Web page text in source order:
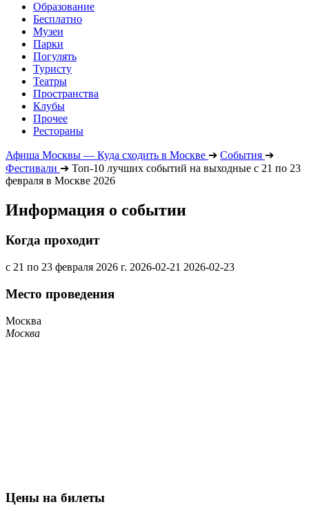
Образование
Бесплатно
Музеи
Парки
Погулять
Туристу
Театры
Пространства
Клубы
Прочее
Рестораны
Афиша Москвы — Куда сходить в Москве ➔ События ➔
Фестивали ➔ Топ-10 лучших событий на выходные с 21 по 23
февраля в Москве 2026
Информация о событии
Когда проходит
с 21 по 23 февраля 2026 г. 2026-02-21 2026-02-23
Место проведения
Москва
Москва
Цены на билеты